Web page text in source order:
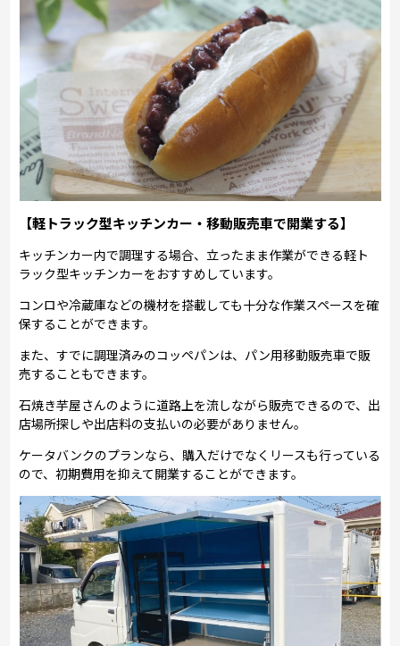
【軽トラック型キッチンカー・移動販売車で開業する】
キッチンカー内で調理する場合、立ったまま作業ができる軽ト
ラック型キッチンカーをおすすめしています。
コンロや冷蔵庫などの機材を搭載しても十分な作業スペースを確
保することができます。
また、すでに調理済みのコッペパンは、パン用移動販売車で販
売することもできます。
石焼き芋屋さんのように道路上を流しながら販売できるので、出
店場所探しや出店料の支払いの必要がありません。
ケータバンクのプランなら、購入だけでなくリースも行っている
ので、初期費用を抑えて開業することができます。